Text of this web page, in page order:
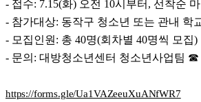
- 접수: 7.15(화) 오전 10시부터, 선착순
- 참가대상: 동작구 청소년 또는 관내 학
- 모집인원: 총 40명(회차별 40명씩 모집)
- 문의: 대방청소년센터 청소년사업팀 ☎
https://forms.gle/Ua1VAZeeuXuANfWR7